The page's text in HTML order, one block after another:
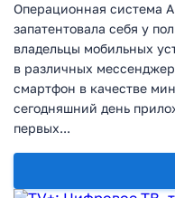
Операционная система
запатентовала себя у
владельцы мобильных
в различных
смартфон в качестве
сегодняшний день
первых...